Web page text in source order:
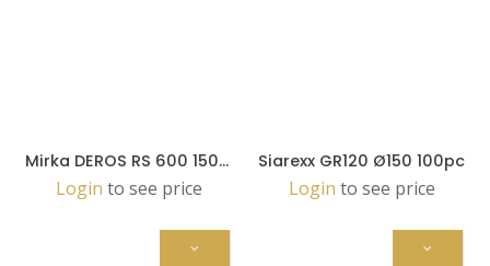
Mirka DEROS RS 600 150mm (MRS6002100)
Login to see price
Siarexx GR120 Ø150 100pc
Login to see price